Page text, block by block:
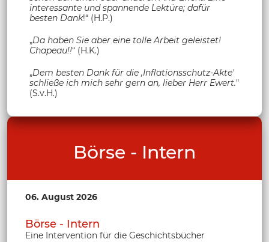
interessante und spannende Lektüre; dafür
besten Dank!“ (H.P.)
„Da haben Sie aber eine tolle Arbeit geleistet!
Chapeau!!“ (H.K.)
„Dem besten Dank für die ‚Inflationsschutz-Akte'
schließe ich mich sehr gern an, lieber Herr Ewert."
(S.v.H.)
Börse - Intern
06. August 2026
Börse - Intern
Eine Intervention für die Geschichtsbücher